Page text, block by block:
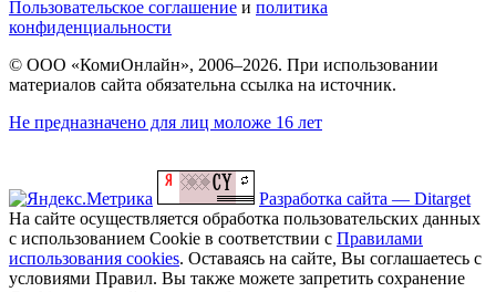
Пользовательское соглашение и политика
конфиденциальности
© ООО «КомиОнлайн», 2006–2026. При использовании
материалов сайта обязательна ссылка на источник.
Не предназначено для лиц моложе 16 лет
Разработка сайта — Ditarget
На сайте осуществляется обработка пользовательских данных
с использованием Cookie в соответствии с Правилами
использования cookies. Оставаясь на сайте, Вы соглашаетесь с
условиями Правил. Вы также можете запретить сохранение